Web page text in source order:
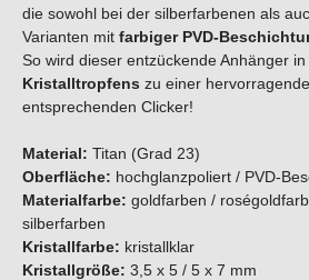
die sowohl bei der silberfarbenen als
Varianten mit farbiger PVD-
So wird dieser entzückende Anhänger
Kristalltropfens zu einer
entsprechenden Clicker!
Material: Titan (Grad 23)
Oberfläche: hochglanzpoliert / PVD-
Materialfarbe: goldfarben /
silberfarben
Kristallfarbe: kristallklar
Kristallgröße: 3,5 x 5 / 5 x 7 mm